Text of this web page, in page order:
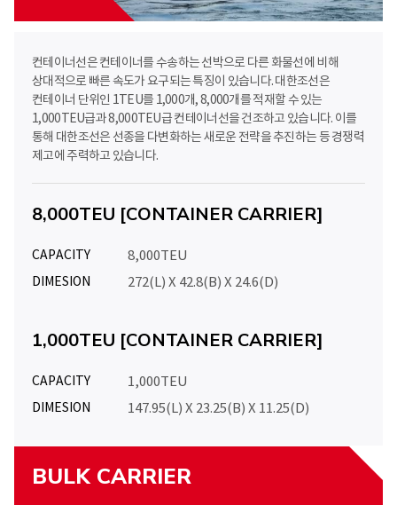
컨테이너선은 컨테이너를 수송하는 선박으로 다른 화물선에 비해
상대적으로 빠른 속도가 요구되는 특징이 있습니다. 대한조선은
컨테이너 단위인 1TEU를 1,000개, 8,000개를 적재할 수 있는
1,000TEU급과 8,000TEU급 컨테이너선을 건조하고 있습니다. 이를
통해 대한조선은 선종을 다변화하는 새로운 전략을 추진하는 등 경쟁력
제고에 주력하고 있습니다.
8,000TEU [CONTAINER CARRIER]
CAPACITY 8,000TEU
DIMESION 272(L) X 42.8(B) X 24.6(D)
1,000TEU [CONTAINER CARRIER]
CAPACITY 1,000TEU
DIMESION 147.95(L) X 23.25(B) X 11.25(D)
BULK CARRIER